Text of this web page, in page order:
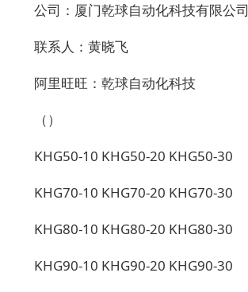
公司：厦门乾球自动化科技有限公司
联系人：黄晓飞
阿里旺旺：乾球自动化科技
（）
KHG50-10 KHG50-20 KHG50-30
KHG70-10 KHG70-20 KHG70-30
KHG80-10 KHG80-20 KHG80-30
KHG90-10 KHG90-20 KHG90-30